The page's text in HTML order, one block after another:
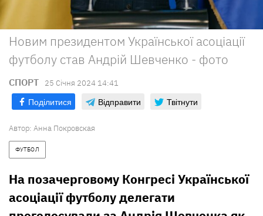
Новим президентом Української асоціації
футболу став Андрій Шевченко - фото
СПОРТ 25 Сiчня 2024 14:41
Поділитися Відправити Твітнути
Автор: Анна Покровская
ФУТБОЛ
На позачерговому Конгресі Української
асоціації футболу делегати